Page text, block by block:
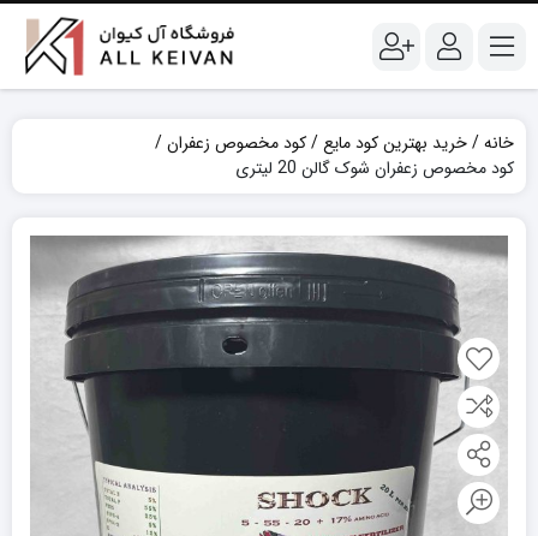
خانه خرید بهترین کود مایع
کود مخصوص زعفران
کود مخصوص زعفران شوک گالن 20 لیتری